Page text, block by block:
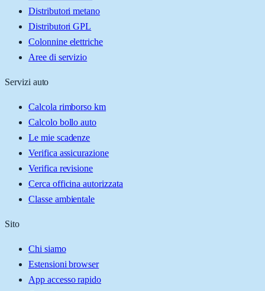
Distributori metano
Distributori GPL
Colonnine elettriche
Aree di servizio
Servizi auto
Calcola rimborso km
Calcolo bollo auto
Le mie scadenze
Verifica assicurazione
Verifica revisione
Cerca officina autorizzata
Classe ambientale
Sito
Chi siamo
Estensioni browser
App accesso rapido